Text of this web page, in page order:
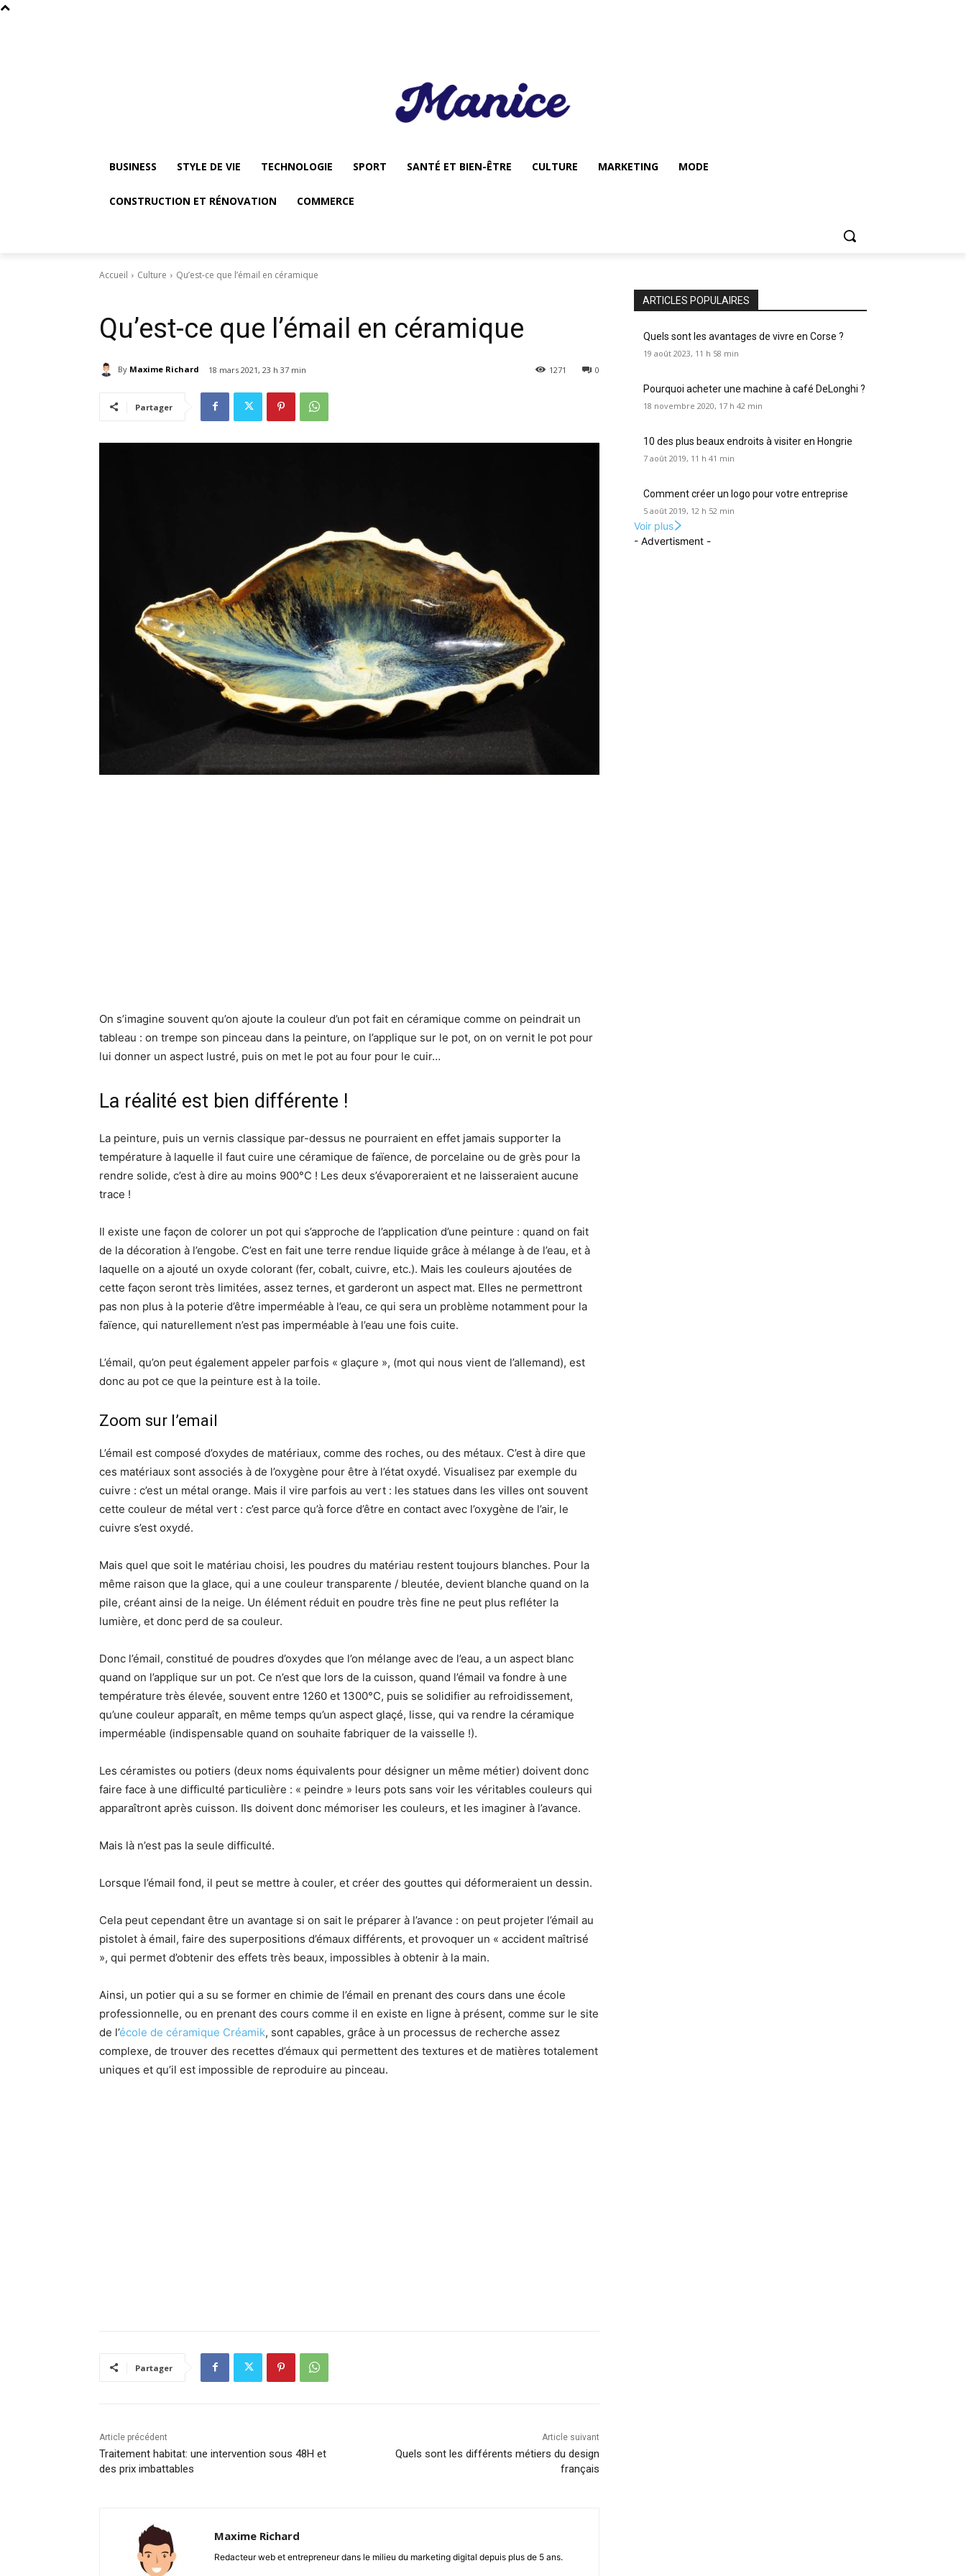
BUSINESS STYLE DE VIE TECHNOLOGIE SPORT SANTÉ ET BIEN-ÊTRE CULTURE MARKETING MODE
CONSTRUCTION ET RÉNOVATION COMMERCE
Accueil Culture Qu’est-ce que l’émail en céramique
Qu’est-ce que l’émail en céramique
By Maxime Richard 18 mars 2021, 23 h 37 min 0
1271
Partager
On s’imagine souvent qu’on ajoute la couleur d’un pot fait en céramique comme on peindrait un
tableau : on trempe son pinceau dans la peinture, on l’applique sur le pot, on on vernit le pot pour
lui donner un aspect lustré, puis on met le pot au four pour le cuir…
La réalité est bien différente !
La peinture, puis un vernis classique par-dessus ne pourraient en effet jamais supporter la
température à laquelle il faut cuire une céramique de faïence, de porcelaine ou de grès pour la
rendre solide, c’est à dire au moins 900°C ! Les deux s’évaporeraient et ne laisseraient aucune
trace !
Il existe une façon de colorer un pot qui s’approche de l’application d’une peinture : quand on fait
de la décoration à l’engobe. C’est en fait une terre rendue liquide grâce à mélange à de l’eau, et à
laquelle on a ajouté un oxyde colorant (fer, cobalt, cuivre, etc.). Mais les couleurs ajoutées de
cette façon seront très limitées, assez ternes, et garderont un aspect mat. Elles ne permettront
pas non plus à la poterie d’être imperméable à l’eau, ce qui sera un problème notamment pour la
faïence, qui naturellement n’est pas imperméable à l’eau une fois cuite.
L’émail, qu’on peut également appeler parfois « glaçure », (mot qui nous vient de l’allemand), est
donc au pot ce que la peinture est à la toile.
Zoom sur l’email
L’émail est composé d’oxydes de matériaux, comme des roches, ou des métaux. C’est à dire que
ces matériaux sont associés à de l’oxygène pour être à l’état oxydé. Visualisez par exemple du
cuivre : c’est un métal orange. Mais il vire parfois au vert : les statues dans les villes ont souvent
cette couleur de métal vert : c’est parce qu’à force d’être en contact avec l’oxygène de l’air, le
cuivre s’est oxydé.
Mais quel que soit le matériau choisi, les poudres du matériau restent toujours blanches. Pour la
même raison que la glace, qui a une couleur transparente / bleutée, devient blanche quand on la
pile, créant ainsi de la neige. Un élément réduit en poudre très fine ne peut plus refléter la
lumière, et donc perd de sa couleur.
Donc l’émail, constitué de poudres d’oxydes que l’on mélange avec de l’eau, a un aspect blanc
quand on l’applique sur un pot. Ce n’est que lors de la cuisson, quand l’émail va fondre à une
température très élevée, souvent entre 1260 et 1300°C, puis se solidifier au refroidissement,
qu’une couleur apparaît, en même temps qu’un aspect glaçé, lisse, qui va rendre la céramique
imperméable (indispensable quand on souhaite fabriquer de la vaisselle !).
Les céramistes ou potiers (deux noms équivalents pour désigner un même métier) doivent donc
faire face à une difficulté particulière : « peindre » leurs pots sans voir les véritables couleurs qui
apparaîtront après cuisson. Ils doivent donc mémoriser les couleurs, et les imaginer à l’avance.
Mais là n’est pas la seule difficulté.
Lorsque l’émail fond, il peut se mettre à couler, et créer des gouttes qui déformeraient un dessin.
Cela peut cependant être un avantage si on sait le préparer à l’avance : on peut projeter l’émail au
pistolet à émail, faire des superpositions d’émaux différents, et provoquer un « accident maîtrisé
», qui permet d’obtenir des effets très beaux, impossibles à obtenir à la main.
Ainsi, un potier qui a su se former en chimie de l’émail en prenant des cours dans une école
professionnelle, ou en prenant des cours comme il en existe en ligne à présent, comme sur le site
de l’école de céramique Créamik, sont capables, grâce à un processus de recherche assez
complexe, de trouver des recettes d’émaux qui permettent des textures et de matières totalement
uniques et qu’il est impossible de reproduire au pinceau.
Partager
Article précédent
Traitement habitat: une intervention sous 48H et
des prix imbattables
Article suivant
Quels sont les différents métiers du design
français
Maxime Richard
Redacteur web et entrepreneur dans le milieu du marketing digital depuis plus de 5 ans.
ARTICLES POPULAIRES
Quels sont les avantages de vivre en Corse ?
19 août 2023, 11 h 58 min
Pourquoi acheter une machine à café DeLonghi ?
18 novembre 2020, 17 h 42 min
10 des plus beaux endroits à visiter en Hongrie
7 août 2019, 11 h 41 min
Comment créer un logo pour votre entreprise
5 août 2019, 12 h 52 min
Voir plus
- Advertisment -